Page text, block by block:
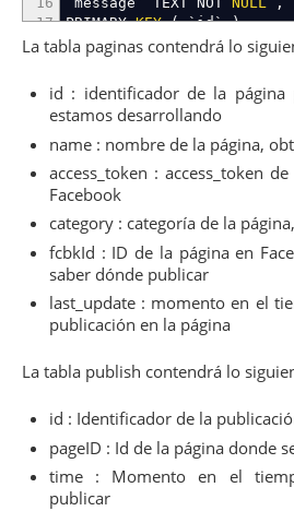
17
18
21
PRIMARYKEY (`id`) ,
INDEX(`id`)
ENGINE
ALTER TABLE publish ADD
La tabla paginas contendrá lo
id : identificador de la página
estamos desarrollando
name : nombre de la página,
access_token : access_token
Facebook
category : categoría de la
fcbkId : ID de la página en
saber dónde publicar
last_update : momento en el
publicación en la página
La tabla publish contendrá lo
id : Identificador de la
pageID : Id de la página donde
time : Momento en el
publicar